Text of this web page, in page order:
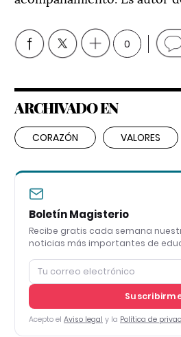
0
ARCHIVADO EN
CORAZÓN VALORES
Boletín Magisterio
Recibe gratis cada semana
noticias más importantes de
Acepto el Aviso legal y la Política de